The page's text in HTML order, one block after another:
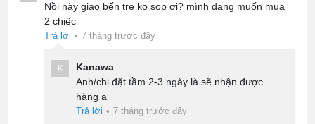
Nồi này giao bến tre ko sop ơi? mình đang muốn mua
2 chiếc
Trả lời • 7 tháng trước đây
K
Kanawa
Anh/chị đặt tầm 2-3 ngày là sẽ nhận được
hàng ạ
Trả lời • 7 tháng trước đây